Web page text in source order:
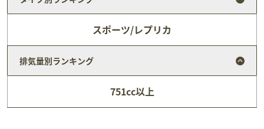
ホンダ
ASK
スポーツ/レプリカ
排気量別ランキング
751cc以上